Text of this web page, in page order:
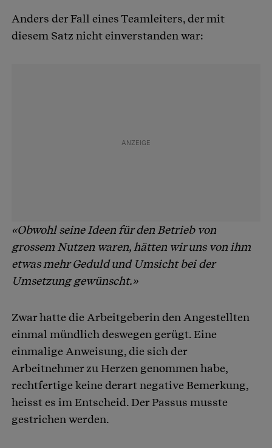
Anders der Fall eines Teamleiters, der mit
diesem Satz nicht einverstanden war:
«Obwohl seine Ideen für den Betrieb von
grossem Nutzen waren, hätten wir uns von ihm
etwas mehr Geduld und Umsicht bei der
Umsetzung gewünscht.»
Zwar hatte die Arbeitgeberin den Angestellten
einmal mündlich deswegen gerügt. Eine
einmalige Anweisung, die sich der
Arbeitnehmer zu Herzen genommen habe,
rechtfertige keine derart negative Bemerkung,
heisst es im Entscheid. Der Passus musste
gestrichen werden.